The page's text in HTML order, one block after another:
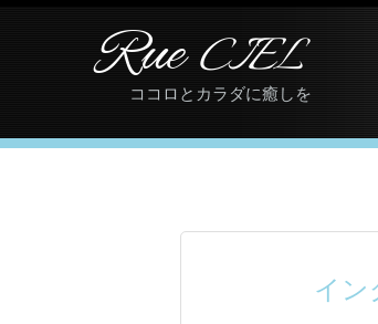
RueCIEL
ココロとカラダに癒しを
イン